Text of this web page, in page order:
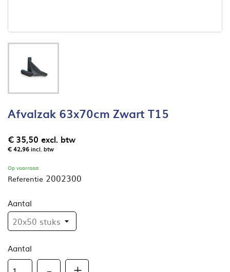
Afvalzak 63x70cm Zwart T15
€ 35,50 excl. btw
€ 42,96incl. btw
Op voorraad
Referentie 2002300
Aantal
Aantal